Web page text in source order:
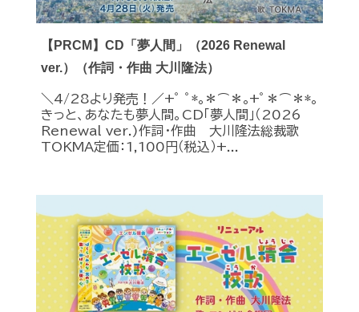
【PRCM】CD「夢人間」（2026 Renewal
ver.）（作詞・作曲 大川隆法）
＼4/28より発売！／+ﾟ ﾟ*｡＊⌒＊｡+ﾟ＊⌒＊*｡
きっと、あなたも夢人間。CD「夢人間」（2026
Renewal ver.)作詞・作曲 大川隆法総裁歌
TOKMA定価：1,100円（税込）+...